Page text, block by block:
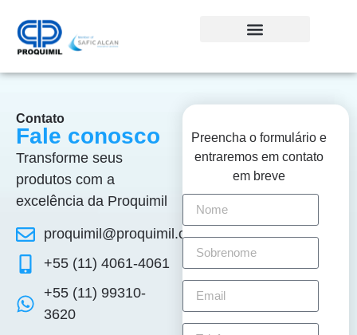
Contato
Fale conosco
Transforme seus
produtos com a
excelência da Proquimil
proquimil@proquimil.com.br
+55 (11) 4061-4061
+55 (11) 99310-
3620
Preencha o formulário e
entraremos em contato
em breve